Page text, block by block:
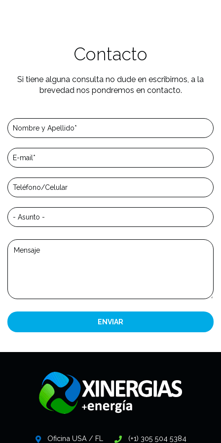
Contacto
Si tiene alguna consulta no dude en escribirnos, a la
brevedad nos pondremos en contacto.
ENVIAR
Oficina USA / FL (+1) 305 504 5384